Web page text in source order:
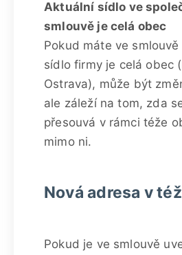
Aktuální sídlo ve
smlouvě je celá obec
Pokud máte ve
sídlo firmy je celá obec
Ostrava), může být
ale záleží na tom, zda
přesouvá v rámci téže
mimo ni.
Nová adresa v
Pokud je ve smlouvě